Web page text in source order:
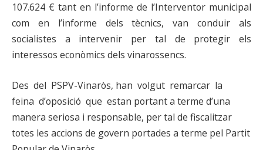
107.624 € tant en l’informe de l’Interventor municipal
com en l’informe dels tècnics, van conduir als
socialistes a intervenir per tal de protegir els
interessos econòmics dels vinarossencs.
Des del PSPV-Vinaròs, han volgut remarcar la
feina d’oposició que estan portant a terme d’una
manera seriosa i responsable, per tal de fiscalitzar
totes les accions de govern portades a terme pel Partit